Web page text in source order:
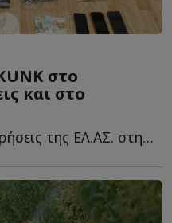
στο
και στο
Δύο διαφορετικές επιχειρήσεις της ΕΛ.ΑΣ. στην Αττική ο...